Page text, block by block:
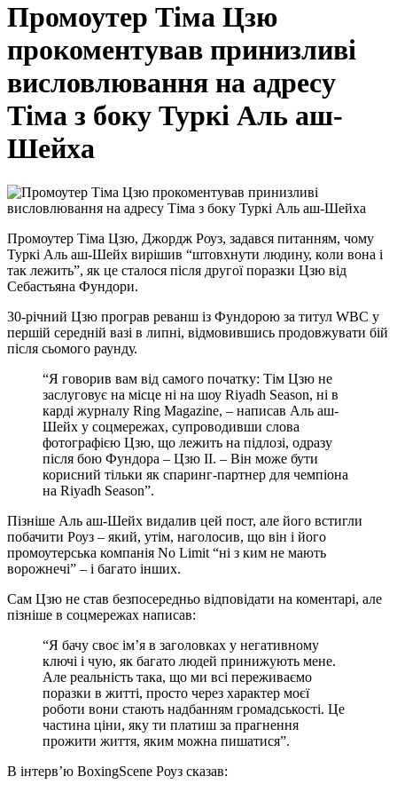
Промоутер Тіма Цзю
прокоментував принизливі
висловлювання на адресу
Тіма з боку Туркі Аль аш-
Шейха
Промоутер Тіма Цзю, Джордж Роуз, задався питанням, чому
Туркі Аль аш-Шейх вирішив “штовхнути людину, коли вона і
так лежить”, як це сталося після другої поразки Цзю від
Себастьяна Фундори.
30-річний Цзю програв реванш із Фундорою за титул WBC у
першій середній вазі в липні, відмовившись продовжувати бій
після сьомого раунду.
“Я говорив вам від самого початку: Тім Цзю не
заслуговує на місце ні на шоу Riyadh Season, ні в
карді журналу Ring Magazine, – написав Аль аш-
Шейх у соцмережах, супроводивши слова
фотографією Цзю, що лежить на підлозі, одразу
після бою Фундора – Цзю II. – Він може бути
корисний тільки як спаринг-партнер для чемпіона
на Riyadh Season”.
Пізніше Аль аш-Шейх видалив цей пост, але його встигли
побачити Роуз – який, утім, наголосив, що він і його
промоутерська компанія No Limit “ні з ким не мають
ворожнечі” – і багато інших.
Сам Цзю не став безпосередньо відповідати на коментарі, але
пізніше в соцмережах написав:
“Я бачу своє ім’я в заголовках у негативному
ключі і чую, як багато людей принижують мене.
Але реальність така, що ми всі переживаємо
поразки в житті, просто через характер моєї
роботи вони стають надбанням громадськості. Це
частина ціни, яку ти платиш за прагнення
прожити життя, яким можна пишатися”.
В інтерв’ю BoxingScene Роуз сказав: